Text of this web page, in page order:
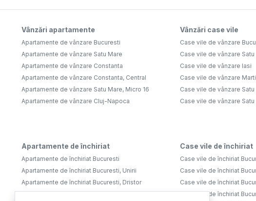
Vânzări apartamente
Apartamente de vânzare Bucuresti
Apartamente de vânzare Satu Mare
Apartamente de vânzare Constanta
Apartamente de vânzare Constanta, Central
Apartamente de vânzare Satu Mare, Micro 16
Apartamente de vânzare Cluj-Napoca
Vânzări case vile
Case vile de vânzare
Case vile de vânzare Satu
Case vile de vânzare Iasi
Case vile de vânzare
Case vile de vânzare
Case vile de vânzare
Apartamente de închiriat
Apartamente de închiriat Bucuresti
Apartamente de închiriat Bucuresti, Unirii
Apartamente de închiriat Bucuresti, Dristor
Apartamente de închiriat Bucuresti, Tineretului
Case vile de închiriat
Case vile de închiriat
Case vile de închiriat
Case vile de închiriat
Case vile de închiriat